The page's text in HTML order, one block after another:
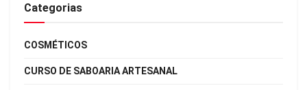
Categorias
COSMÉTICOS
CURSO DE SABOARIA ARTESANAL